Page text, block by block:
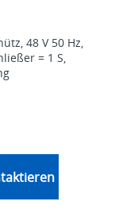
48 V 50 Hz,
= 1 S,